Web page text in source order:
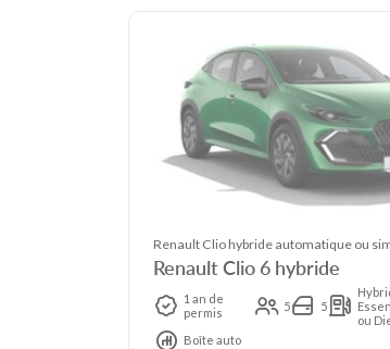
Renault Clio hybride automatique ou
Renault Clio 6 hybride
1 an de
permis
5 5
ou
Boîte auto